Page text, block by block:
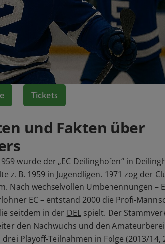
Tickets
und Fakten über
wurde der „EC Deilinghofen“ in
z. B. 1959 in Jugendligen. 1971 zog der
Nach wechselvollen Umbenennungen –
EC – entstand 2000 die
seitdem in der DELspielt. Der
den Nachwuchs und den
Playoff‑Teilnahmen in Folge (2013/14,